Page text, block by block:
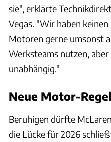
sie", erklärte
Vegas. "Wir haben
Motoren gerne umsonst
Werksteams nutzen,
unabhängig."
Neue Motor-
Beruhigen dürfte
die Lücke für 2026